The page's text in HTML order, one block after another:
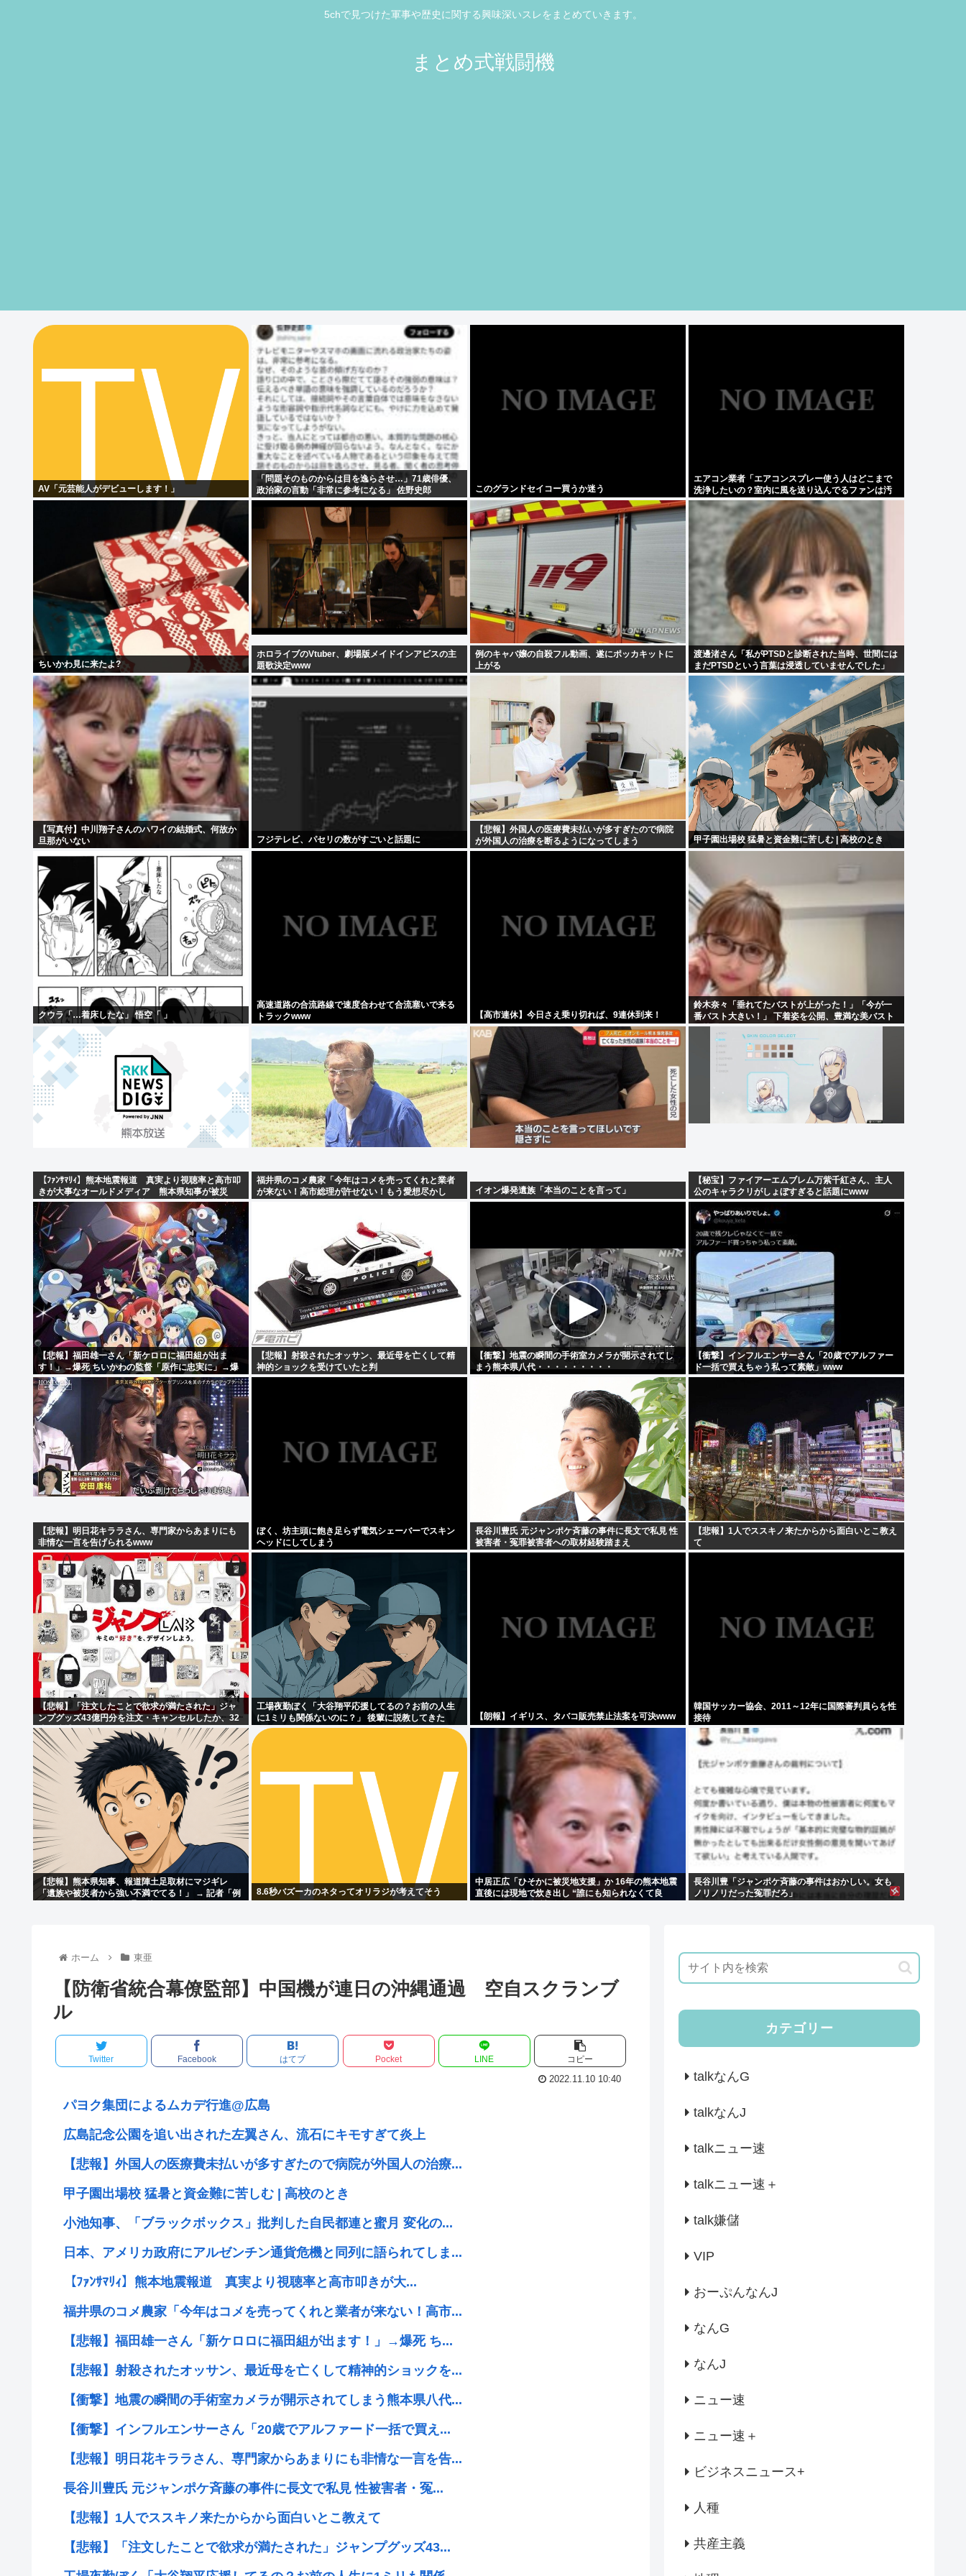
5chで見つけた軍事や歴史に関する興味深いスレをまとめていきます。
まとめ式戦闘機
AV「元芸能人がデビューします！」
「問題そのものからは目を逸らさせ…」71歳俳優、
政治家の言動「非常に参考になる」 佐野史郎
このグランドセイコー買うか迷う
エアコン業者「エアコンスプレー使う人はどこまで
洗浄したいの？室内に風を送り込んでるファンは汚
いままですよ」331.5万バズ
ちいかわ見に来たよ?
ホロライブのVtuber、劇場版メイドインアビスの主
題歌決定www
例のキャバ嬢の自殺フル動画、遂にポッカキットに
上がる
渡邊渚さん「私がPTSDと診断された当時、世間には
まだPTSDという言葉は浸透していませんでした」
【写真付】中川翔子さんのハワイの結婚式、何故か
旦那がいない
フジテレビ、パセリの数がすごいと話題に
【悲報】外国人の医療費未払いが多すぎたので病院
が外国人の治療を断るようになってしまう
甲子園出場校 猛暑と資金難に苦しむ | 高校のとき
クウラ「…着床したな」 悟空「 」
高速道路の合流路線で速度合わせて合流塞いで来る
トラックwww
【高市連休】今日さえ乗り切れば、9連休到来！
鈴木奈々「垂れてたバストが上がった！」「今が一
番バスト大きい！」 下着姿を公開、豊満な美バスト
を披露
【ﾌｧﾝｻﾏﾘｨ】熊本地震報道 真実より視聴率と高市叩
きが大事なオールドメディア 熊本県知事が被災
者・遺族への取材に怒り「極めて強い不満、苦情が
寄せられた」
福井県のコメ農家「今年はコメを売ってくれと業者
が来ない！高市総理が許せない！もう愛想尽かし
イオン爆発遺族「本当のことを言って」
【秘宝】ファイアーエムブレム万紫千紅さん、主人
公のキャラクリがしょぼすぎると話題にwww
【悲報】福田雄一さん「新ケロロに福田組が出ま
す！」→爆死 ちいかわの監督「原作に忠実に」→爆
売れwww
【悲報】射殺されたオッサン、最近母を亡くして精
神的ショックを受けていたと判
明・・・・・・・・・
【衝撃】地震の瞬間の手術室カメラが開示されてし
まう熊本県八代・・・・・・・・・
【衝撃】インフルエンサーさん「20歳でアルファー
ド一括で買えちゃう私って素敵」www
【悲報】明日花キララさん、専門家からあまりにも
非情な一言を告げられるwww
ぼく、坊主頭に飽き足らず電気シェーバーでスキン
ヘッドにしてしまう
長谷川豊氏 元ジャンポケ斉藤の事件に長文で私見 性
被害者・冤罪被害者への取材経験踏まえ
【悲報】1人でススキノ来たからから面白いとこ教え
て
【悲報】「注文したことで欲求が満たされた」ジャ
ンプグッズ43億円分を注文・キャンセルしたか、32
歳女逮捕
工場夜勤ぼく「大谷翔平応援してるの？お前の人生
に1ミリも関係ないのに？」 後輩に説教してきた
【朗報】イギリス、タバコ販売禁止法案を可決www
韓国サッカー協会、2011～12年に国際審判員らを性
接待
【悲報】熊本県知事、報道陣土足取材にマジギレ
「遺族や被災者から強い不満でてる！」 → 記者「例
8.6秒バズーカのネタってオリラジが考えてそう
中居正広「ひそかに被災地支援」か 16年の熊本地震
直後には現地で炊き出し “誰にも知られなくて良
長谷川豊「ジャンポケ斉藤の事件はおかしい。女も
ノリノリだった冤罪だろ」
ホーム 東亜
【防衛省統合幕僚監部】中国機が連日の沖縄通過 空自スクランブ
ル
Twitter Facebook はてブ Pocket LINE コピー
2022.11.10 10:40
パヨク集団によるムカデ行進@広島
広島記念公園を追い出された左翼さん、流石にキモすぎて炎上
【悲報】外国人の医療費未払いが多すぎたので病院が外国人の治療...
甲子園出場校 猛暑と資金難に苦しむ | 高校のとき
小池知事、「ブラックボックス」批判した自民都連と蜜月 変化の...
日本、アメリカ政府にアルゼンチン通貨危機と同列に語られてしま...
【ﾌｧﾝｻﾏﾘｨ】熊本地震報道 真実より視聴率と高市叩きが大...
福井県のコメ農家「今年はコメを売ってくれと業者が来ない！高市...
【悲報】福田雄一さん「新ケロロに福田組が出ます！」→爆死 ち...
【悲報】射殺されたオッサン、最近母を亡くして精神的ショックを...
【衝撃】地震の瞬間の手術室カメラが開示されてしまう熊本県八代...
【衝撃】インフルエンサーさん「20歳でアルファード一括で買え...
【悲報】明日花キララさん、専門家からあまりにも非情な一言を告...
長谷川豊氏 元ジャンポケ斉藤の事件に長文で私見 性被害者・冤...
【悲報】1人でススキノ来たからから面白いとこ教えて
【悲報】「注文したことで欲求が満たされた」ジャンプグッズ43...
カテゴリー
talkなんG
talkなんJ
talkニュー速
talkニュー速＋
talk嫌儲
VIP
おーぷんなんJ
なんG
なんJ
ニュー速
ニュー速＋
ビジネスニュース+
人種
共産主義